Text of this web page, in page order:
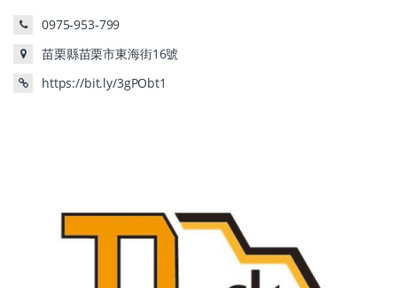
0975-953-799
苗栗縣苗栗市東海街16號
https://bit.ly/3gPObt1